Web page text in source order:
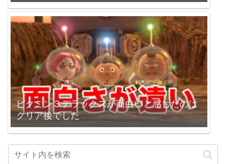
ピクミン３デラックスが面白いと感じたのは
クリア後でした